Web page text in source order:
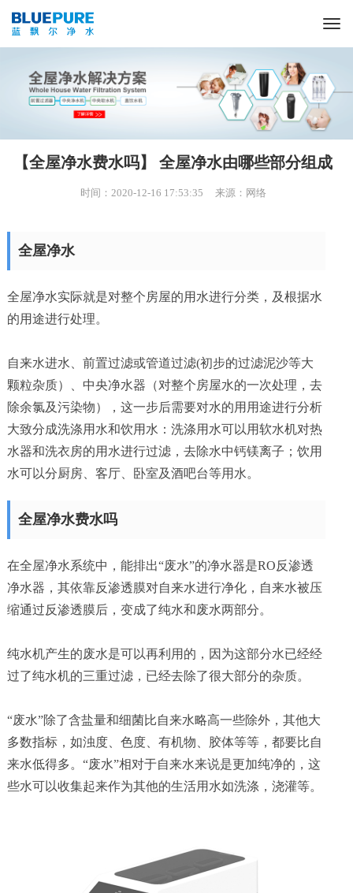
首页
关于我们
产品中心
公司新闻
客户服务
联系我们
蓝飘尔美国
【全屋净水费水吗】 全屋净水由哪些部分组成
时间：2020-12-16 17:53:35 来源：网络
全屋净水
全屋净水实际就是对整个房屋的用水进行分类，及根据水
的用途进行处理。
自来水进水、前置过滤或管道过滤(初步的过滤泥沙等大
颗粒杂质）、中央净水器（对整个房屋水的一次处理，去
除余氯及污染物），这一步后需要对水的用用途进行分析
大致分成洗涤用水和饮用水：洗涤用水可以用软水机对热
水器和洗衣房的用水进行过滤，去除水中钙镁离子；饮用
水可以分厨房、客厅、卧室及酒吧台等用水。
全屋净水费水吗
在全屋净水系统中，能排出“废水”的净水器是RO反渗透
净水器，其依靠反渗透膜对自来水进行净化，自来水被压
缩通过反渗透膜后，变成了纯水和废水两部分。
纯水机产生的废水是可以再利用的，因为这部分水已经经
过了纯水机的三重过滤，已经去除了很大部分的杂质。
“废水”除了含盐量和细菌比自来水略高一些除外，其他大
多数指标，如浊度、色度、有机物、胶体等等，都要比自
来水低得多。“废水”相对于自来水来说是更加纯净的，这
些水可以收集起来作为其他的生活用水如洗涤，浇灌等。